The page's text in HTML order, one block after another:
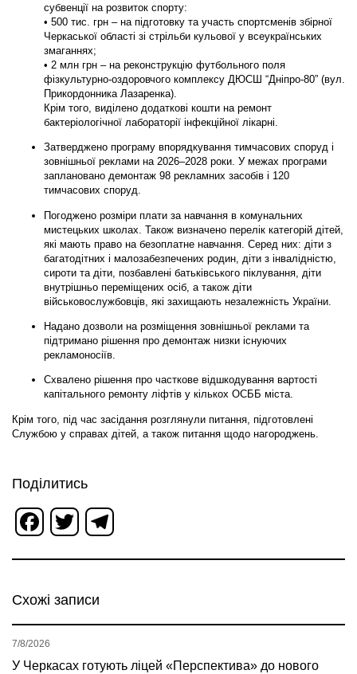
субвенції на розвиток спорту:
• 500 тис. грн – на підготовку та участь спортсменів збірної
Черкаської області зі стрільби кульової у всеукраїнських
змаганнях;
• 2 млн грн – на реконструкцію футбольного поля
фізкультурно-оздоровчого комплексу ДЮСШ “Дніпро-80” (вул.
Прикордонника Лазаренка).
Крім того, виділено додаткові кошти на ремонт
бактеріологічної лабораторії інфекційної лікарні.
Затверджено програму впорядкування тимчасових споруд і
зовнішньої реклами на 2026–2028 роки. У межах програми
заплановано демонтаж 98 рекламних засобів і 120
тимчасових споруд.
Погоджено розміри плати за навчання в комунальних
мистецьких школах. Також визначено перелік категорій дітей,
які мають право на безоплатне навчання. Серед них: діти з
багатодітних і малозабезпечених родин, діти з інвалідністю,
сироти та діти, позбавлені батьківського піклування, діти
внутрішньо переміщених осіб, а також діти
військовослужбовців, які захищають незалежність України.
Надано дозволи на розміщення зовнішньої реклами та
підтримано рішення про демонтаж низки існуючих
рекламоносіїв.
Схвалено рішення про часткове відшкодування вартості
капітального ремонту ліфтів у кількох ОСББ міста.
Крім того, під час засідання розглянули питання, підготовлені
Службою у справах дітей, а також питання щодо нагороджень.
Поділитись
Facebook
Twitter
Схожі записи
У Черкасах готують ліцей «Перспектива» до нового
7/8/2026